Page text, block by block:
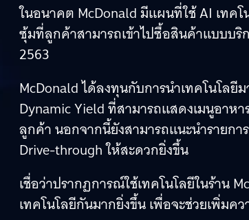
ในอนาคต McDonald มีแผนที่ใช้ AI เทค
ซุ้มที่ลูกค้าสามารถเข้าไปซื้อสินค้าแบบบริ
2563
McDonald ได้ลงทุนกับการนำเทคโนโลยี
Dynamic Yield ที่สามารถแสดงเมนูอาห
ลูกค้า นอกจากนี้ยังสามารถแนะนำรายก
Drive-through ให้สะดวกยิ่งขึ้น
เชื่อว่าปรากฏการณ์ใช้เทคโนโลยีในร้าน
เทคโนโลยีกันมากยิ่งขึ้น เพื่อจะช่วยเพิ่ม